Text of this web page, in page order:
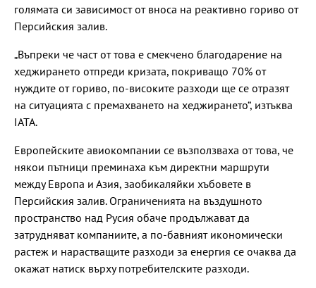
голямата си зависимост от вноса на реактивно гориво от
Персийския залив.
„Въпреки че част от това е смекчено благодарение на
хеджирането отпреди кризата, покриващо 70% от
нуждите от гориво, по-високите разходи ще се отразят
на ситуацията с премахването на хеджирането“, изтъква
IATA.
Европейските авиокомпании се възползваха от това, че
някои пътници преминаха към директни маршрути
между Европа и Азия, заобикаляйки хъбовете в
Персийския залив. Ограниченията на въздушното
пространство над Русия обаче продължават да
затрудняват компаниите, а по-бавният икономически
растеж и нарастващите разходи за енергия се очаква да
окажат натиск върху потребителските разходи.